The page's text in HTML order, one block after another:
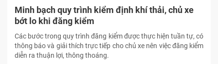
Minh bạch quy trình kiểm định khí thải, chủ xe
bớt lo khi đăng kiểm
Các bước trong quy trình đăng kiểm được thực hiện tuần tự, có
thông báo và giải thích trực tiếp cho chủ xe nên việc đăng kiểm
diễn ra thuận lợi, thông thoáng.